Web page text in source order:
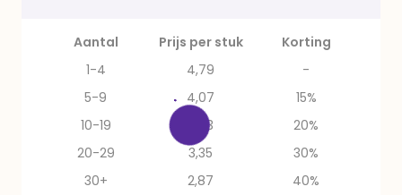
Aantal Prijs per stuk
Korting
1-4
4,79
-
5-9
4,07
15%
10-19
3,83
20%
20-29
3,35
30%
30+
2,87 40%